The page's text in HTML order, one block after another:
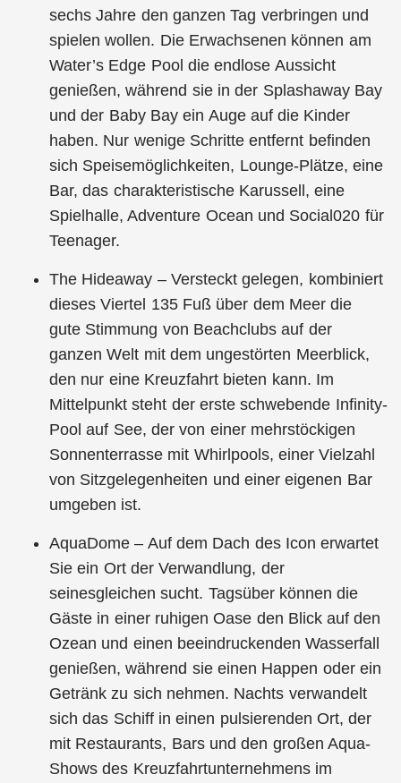
sechs Jahre den ganzen Tag verbringen und
spielen wollen. Die Erwachsenen können am
Water’s Edge Pool die endlose Aussicht
genießen, während sie in der Splashaway Bay
und der Baby Bay ein Auge auf die Kinder
haben. Nur wenige Schritte entfernt befinden
sich Speisemöglichkeiten, Lounge-Plätze, eine
Bar, das charakteristische Karussell, eine
Spielhalle, Adventure Ocean und Social020 für
Teenager.
The Hideaway – Versteckt gelegen, kombiniert
dieses Viertel 135 Fuß über dem Meer die
gute Stimmung von Beachclubs auf der
ganzen Welt mit dem ungestörten Meerblick,
den nur eine Kreuzfahrt bieten kann. Im
Mittelpunkt steht der erste schwebende Infinity-
Pool auf See, der von einer mehrstöckigen
Sonnenterrasse mit Whirlpools, einer Vielzahl
von Sitzgelegenheiten und einer eigenen Bar
umgeben ist.
AquaDome – Auf dem Dach des Icon erwartet
Sie ein Ort der Verwandlung, der
seinesgleichen sucht. Tagsüber können die
Gäste in einer ruhigen Oase den Blick auf den
Ozean und einen beeindruckenden Wasserfall
genießen, während sie einen Happen oder ein
Getränk zu sich nehmen. Nachts verwandelt
sich das Schiff in einen pulsierenden Ort, der
mit Restaurants, Bars und den großen Aqua-
Shows des Kreuzfahrtunternehmens im